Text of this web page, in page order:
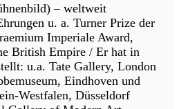
– weltweit
u. a. Turner Prize der
Imperiale Award,
British Empire / Er hat in
u.a. Tate Gallery, London
Eindhoven und
Westfalen, Düsseldorf